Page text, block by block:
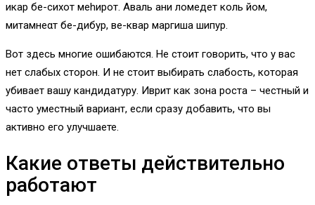
икар бе-сихот меhирот. Аваль ани ломедет коль йом,
митамнеαт бе-дибур, ве-квар маргиша шипур.
Вот здесь многие ошибаются. Не стоит говорить, что у вас
нет слабых сторон. И не стоит выбирать слабость, которая
убивает вашу кандидатуру. Иврит как зона роста – честный и
часто уместный вариант, если сразу добавить, что вы
активно его улучшаете.
Какие ответы действительно
работают